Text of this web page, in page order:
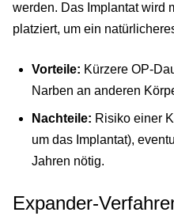
werden. Das Implantat wird
platziert, um ein
Vorteile: Kürzere OP-
Narben an anderen
Nachteile: Risiko einer
um das Implantat),
Jahren nötig.
Expander-